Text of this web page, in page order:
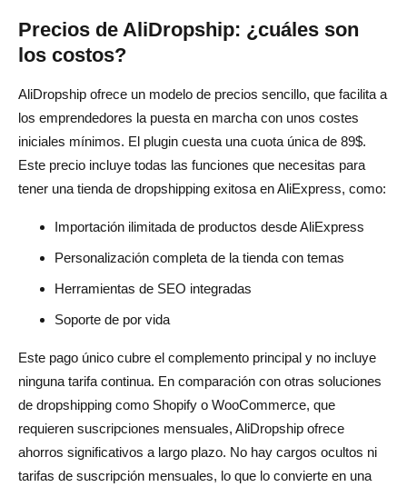
Precios de AliDropship: ¿cuáles son
los costos?
AliDropship ofrece un modelo de precios sencillo, que facilita a
los emprendedores la puesta en marcha con unos costes
iniciales mínimos. El plugin cuesta una cuota única de 89$.
Este precio incluye todas las funciones que necesitas para
tener una tienda de dropshipping exitosa en AliExpress, como:
Importación ilimitada de productos desde AliExpress
Personalización completa de la tienda con temas
Herramientas de SEO integradas
Soporte de por vida
Este pago único cubre el complemento principal y no incluye
ninguna tarifa continua. En comparación con otras soluciones
de dropshipping como Shopify o WooCommerce, que
requieren suscripciones mensuales, AliDropship ofrece
ahorros significativos a largo plazo. No hay cargos ocultos ni
tarifas de suscripción mensuales, lo que lo convierte en una